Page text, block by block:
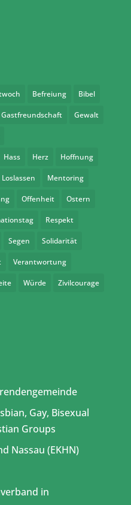
Befreiung Bibel
Gastfreundschaft Gewalt
Hass Herz Hoffnung
Loslassen Mentoring
Offenheit Ostern
Respekt
Segen Solidarität
Verantwortung
Würde Zivilcourage
Gay, Bisexual
Groups
Nassau (EKHN)
in